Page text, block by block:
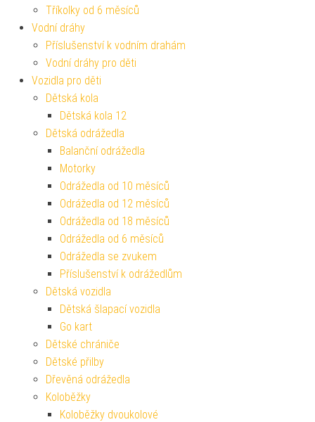
Tříkolky od 6 měsíců
Vodní dráhy
Příslušenství k vodním drahám
Vodní dráhy pro děti
Vozidla pro děti
Dětská kola
Dětská kola 12
Dětská odrážedla
Balanční odrážedla
Motorky
Odrážedla od 10 měsíců
Odrážedla od 12 měsíců
Odrážedla od 18 měsíců
Odrážedla od 6 měsíců
Odrážedla se zvukem
Příslušenství k odrážedlům
Dětská vozidla
Dětská šlapací vozidla
Go kart
Dětské chrániče
Dětské přilby
Dřevěná odrážedla
Koloběžky
Koloběžky dvoukolové